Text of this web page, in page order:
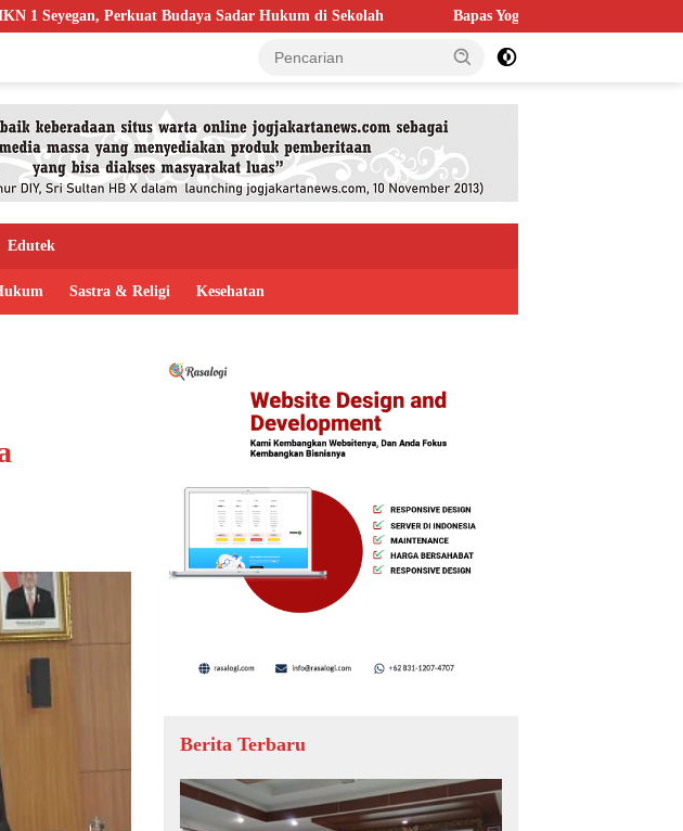
Sadar Hukum di Sekolah Bapas Yogyakarta Perkuat Kolaborasi dengan Poltek Imipas,
Edutek
Sastra & Religi Kesehatan
Berita Terbaru